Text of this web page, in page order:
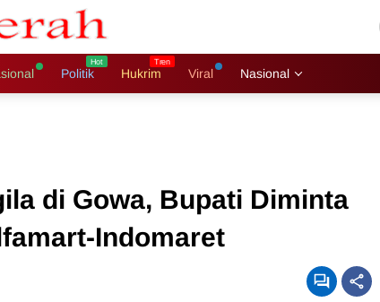
Politik Hukrim Viral Nasional
di Gowa, Bupati Diminta
Indomaret